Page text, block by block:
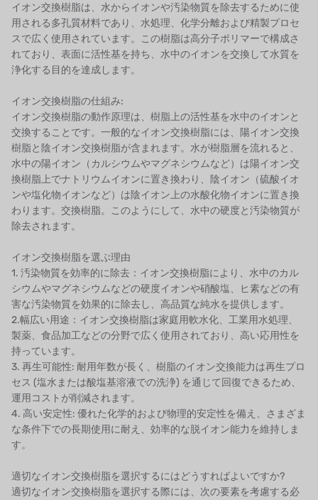
BRAHMA、イタリア
鷺宮
ハネウェル
アズビル（山武）
オルトレマーレ
NIPCON
トロコイド
国内
自我
加藤
レシップ
ATS
ジャコビ
ETATRON
ボスキーニ
イオン交換樹脂は、水からイオンや汚染物質を除去するために使
用される多孔質材料であり、水処理、化学分離および精製プロセ
スで広く使用されています。この樹脂は高分子ポリマーで構成さ
れており、表面に活性基を持ち、水中のイオンを交換して水質を
浄化する目的を達成します。
イオン交換樹脂の仕組み:
イオン交換樹脂の動作原理は、樹脂上の活性基を水中のイオンと
交換することです。一般的なイオン交換樹脂には、陽イオン交換
樹脂と陰イオン交換樹脂が含まれます。水が樹脂層を流れると、
水中の陽イオン（カルシウムやマグネシウムなど）は陽イオン交
換樹脂上でナトリウムイオンに置き換わり、陰イオン（硫酸イオ
ンや塩化物イオンなど）は陰イオン上の水酸化物イオンに置き換
わります。交換樹脂。このようにして、水中の硬度と汚染物質が
除去されます。
イオン交換樹脂を選ぶ理由
1. 汚染物質を効率的に除去：イオン交換樹脂により、水中のカル
シウムやマグネシウムなどの硬度イオンや硝酸塩、ヒ素などの有
害な汚染物質を効果的に除去し、高品質な純水を提供します。
2.幅広い用途：イオン交換樹脂は家庭用軟水化、工業用水処理、
製薬、食品加工などの分野で広く使用されており、高い応用性を
持っています。
3. 再生可能性: 耐用年数が長く、樹脂のイオン交換能力は再生プロ
セス (塩水または酸塩基溶液での洗浄) を通じて回復できるため、
運用コストが削減されます。
4. 高い安定性: 優れた化学的および物理的安定性を備え、さまざま
な条件下での長期使用に耐え、効率的な脱イオン能力を維持しま
す。
適切なイオン交換樹脂を選択するにはどうすればよいですか?
適切なイオン交換樹脂を選択する際には、次の要素を考慮する必